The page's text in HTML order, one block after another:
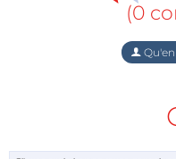
(0
Qu'en